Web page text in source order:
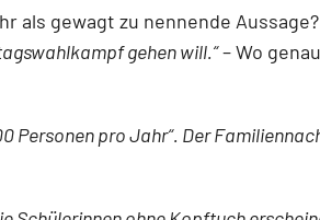
als gewagt zu nennende Aussage?
gehen will.“– Wo
Personen pro Jahr“. Der